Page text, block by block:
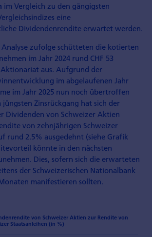
im Vergleich zu den gängigsten
eine
Dividendenrendite erwartet werden.
zufolge schütteten die kotierten
im Jahr 2024 rund CHF 53
aus. Aufgrund der
im abgelaufenen Jahr
im Jahr 2025 nun noch übertroffen
Zinsrückgang hat sich der
Dividenden von Schweizer Aktien
von zehnjährigen Schweizer
rund 2.5% ausgedehnt (siehe Grafik
könnte in den nächsten
Dies, sofern sich die erwarteten
der Schweizerischen Nationalbank
manifestieren sollten.
von Schweizer Aktien zur Rendite von
Staatsanleihen (in %)